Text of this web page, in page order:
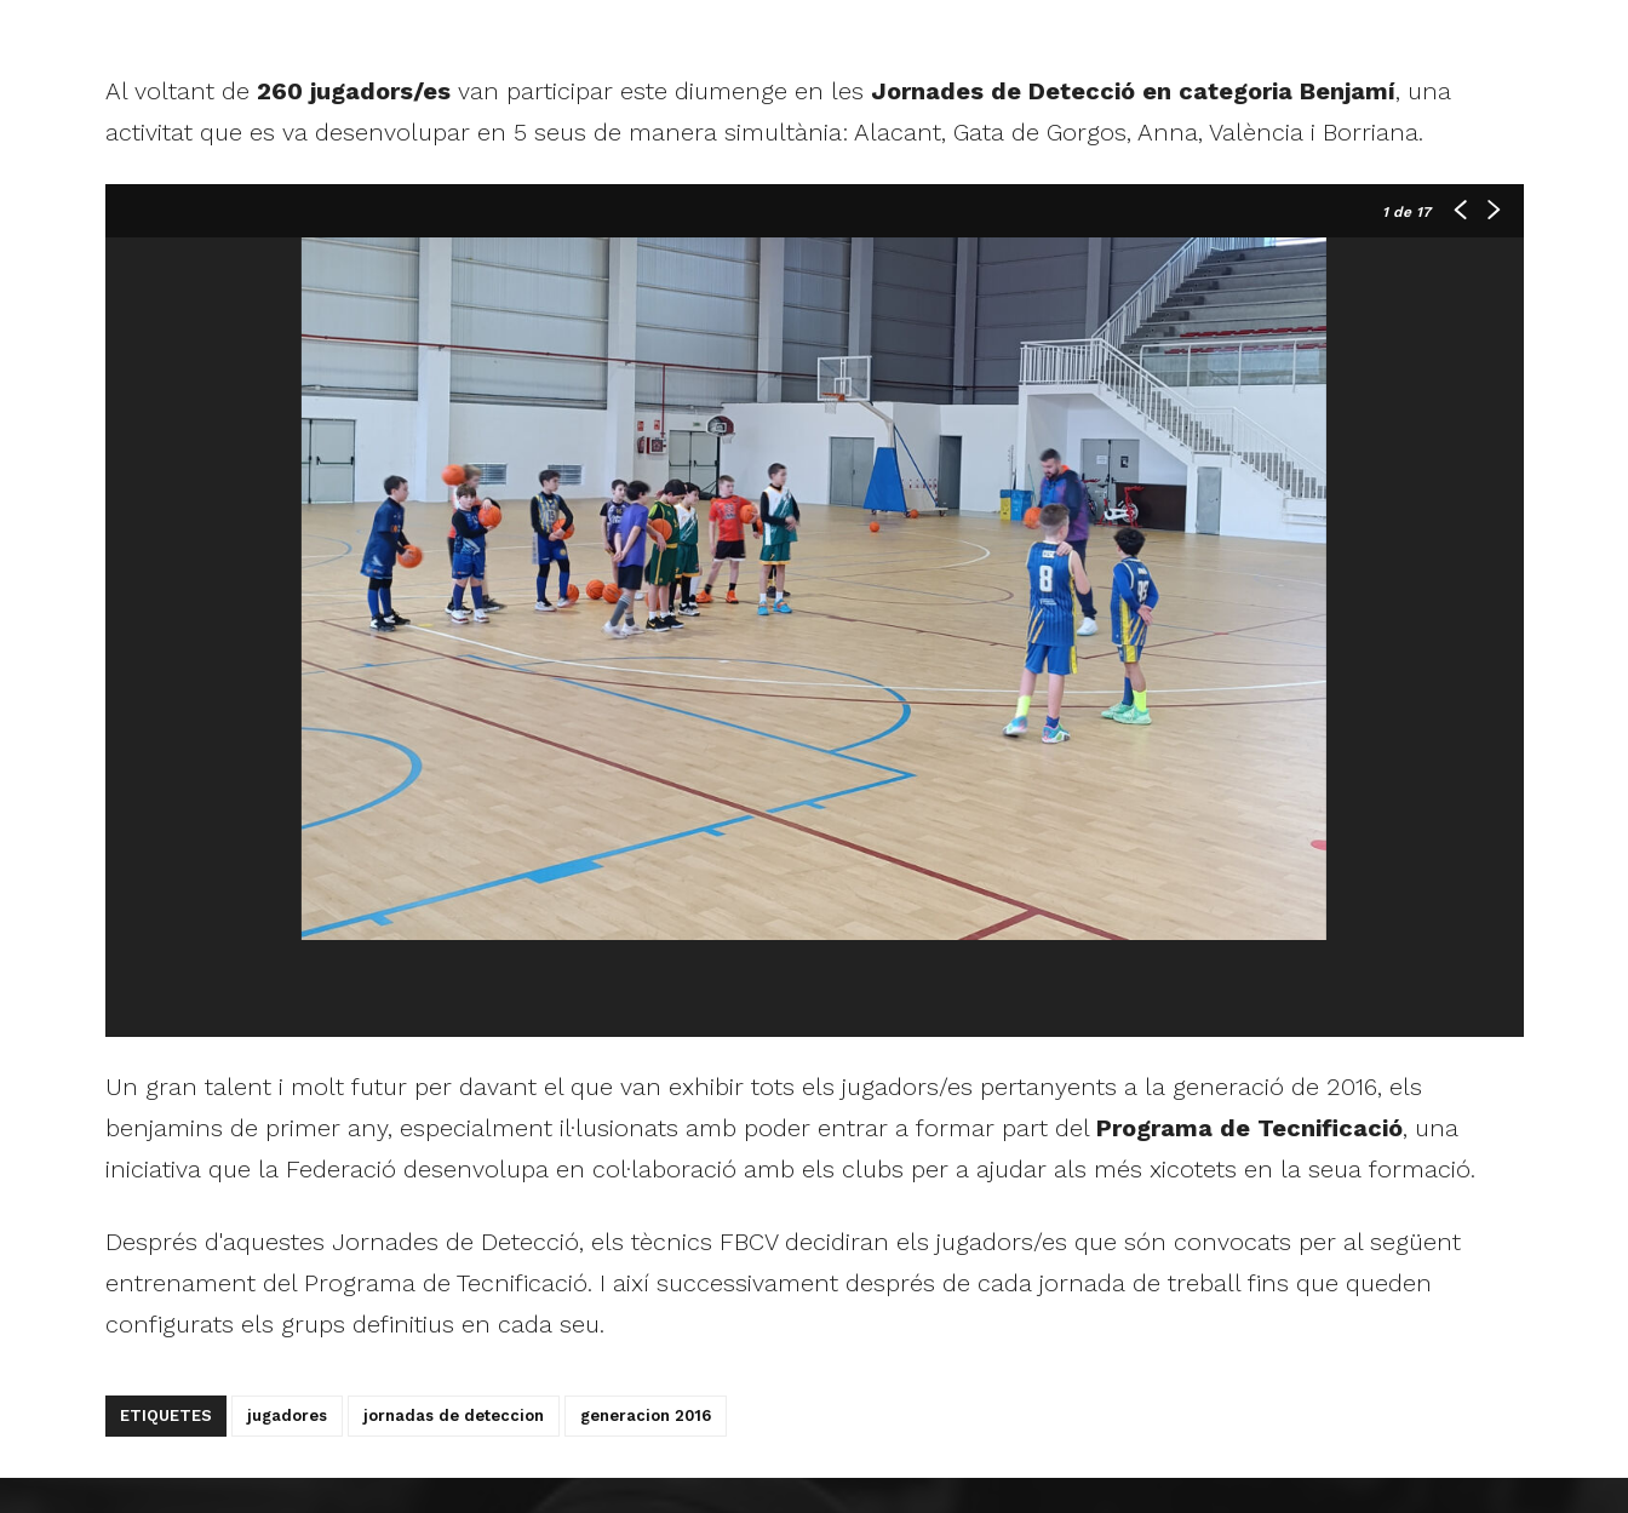
Al voltant de 260 jugadors/esvan participar este diumenge en les Jornades de Detecció en categoria Benjamí, una
activitat que es va desenvolupar en 5 seus de manera simultània: Alacant, Gata de Gorgos, Anna, València i Borriana.
1de 17
Un gran talent i molt futur per davant el que van exhibir tots els jugadors/es pertanyents a la generació de 2016, els
benjamins de primer any, especialment il·lusionats amb poder entrar a formar part del Programa de Tecnificació, una
iniciativa que la Federació desenvolupa en col·laboració amb els clubs per a ajudar als més xicotets en la seua formació.
Després d'aquestes Jornades de Detecció, els tècnics FBCV decidiran els jugadors/es que són convocats per al següent
entrenament del Programa de Tecnificació. I així successivament després de cada jornada de treball fins que queden
configurats els grups definitius en cada seu.
ETIQUETES jugadores jornadas de deteccion generacion 2016